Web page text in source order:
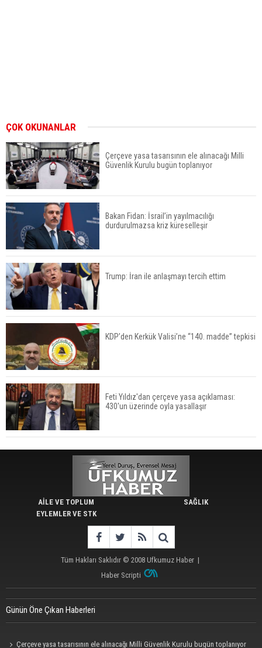
ÇOK OKUNANLAR
Çerçeve yasa tasarısının ele alınacağı Milli
Güvenlik Kurulu bugün toplanıyor
Bakan Fidan: İsrail’in yayılmacılığı
durdurulmazsa kriz küreselleşir
Trump: İran ile anlaşmayı tercih ettim
KDP’den Kerkük Valisi’ne “140. madde” tepkisi
Feti Yıldız'dan çerçeve yasa açıklaması:
430'un üzerinde oyla yasallaşır
AİLE VE TOPLUM
EYLEMLER VE STK
SAĞLIK
Tüm Hakları Saklıdır © 2008 Ufkumuz Haber |
Haber Scripti
Günün Öne Çıkan Haberleri
Çerçeve yasa tasarısının ele alınacağı Milli Güvenlik Kurulu bugün toplanıyor